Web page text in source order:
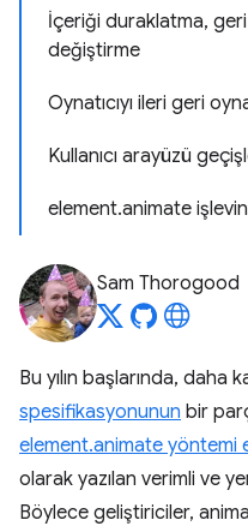
İçeriği duraklatma, geri
değiştirme
Oynatıcıyı ileri geri
Kullanıcı arayüzü
element.animate
Sam Thorogood
Bu yılın başlarında, daha
spesifikasyonunun bir
element.animate yöntemi
olarak yazılan verimli ve
Böylece geliştiriciler,